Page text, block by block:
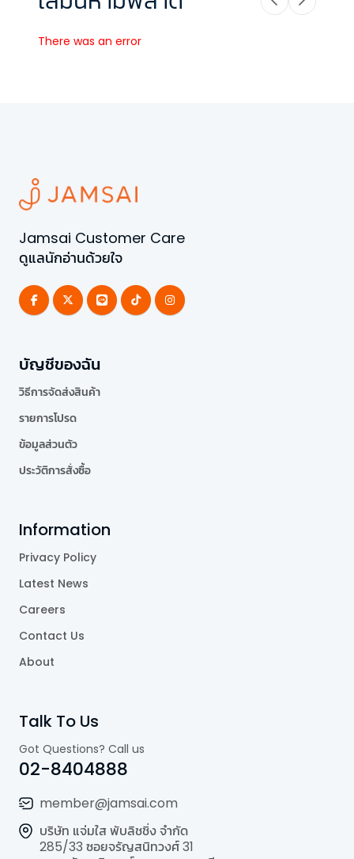
There was an error
Jamsai Customer Care
ดูแลนักอ่านด้วยใจ
บัญชีของฉัน
วิธีการจัดส่งสินค้า
รายการโปรด
ข้อมูลส่วนตัว
ประวัติการสั่งซื้อ
Information
Privacy Policy
Latest News
Careers
Contact Us
About
Talk To Us
Got Questions? Call us
02-8404888
member@jamsai.com
บริษัท แจ่มใส พับลิชชิ่ง จำกัด
285/33 ซอยจรัญสนิทวงศ์ 31